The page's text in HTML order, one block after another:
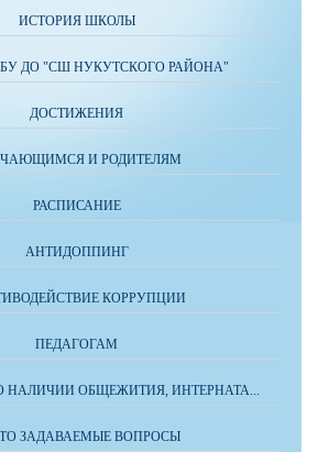
ИСТОРИЯ ШКОЛЫ
ДО "СШ НУКУТСКОГО РАЙОНА"
ДОСТИЖЕНИЯ
И РОДИТЕЛЯМ
РАСПИСАНИЕ
АНТИДОППИНГ
КОРРУПЦИИ
ПЕДАГОГАМ
ОБЩЕЖИТИЯ, ИНТЕРНАТА...
ЗАДАВАЕМЫЕ ВОПРОСЫ